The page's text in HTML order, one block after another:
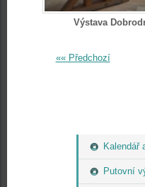
Kalendář
Putovní
Výstava
«« Předchozí